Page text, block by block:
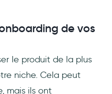
de vos
le produit de la plus
niche. Cela peut
mais ils ont